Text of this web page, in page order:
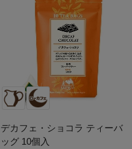
デカフェ・ショコラ ティーバ
ッグ 10個入